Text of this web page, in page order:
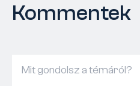
Kommentek